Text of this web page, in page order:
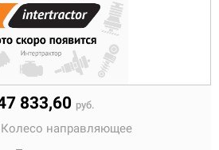
833,60 руб.
Колесо направляющее